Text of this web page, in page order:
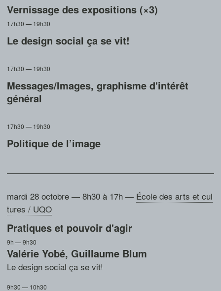
Vernissage des expositions (×3)
17h30 — 19h30
Le design social ça se vit!
17h30 — 19h30
Messages/Images, graphisme d'intérêt
général
17h30 — 19h30
Politique de l’image
mardi 28 octobre — 8h30 à 17h — École des arts et cul
tures / UQO
Pratiques et pouvoir d'agir
9h — 9h30
Valérie Yobé, Guillaume Blum
Le design social ça se vit!
9h30 — 10h30